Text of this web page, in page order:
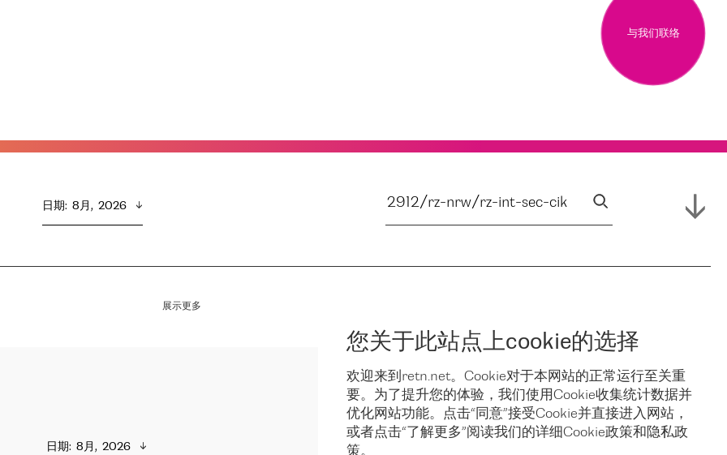
您关于此站点上cookie的选择
欢迎来到retn.net。Cookie对于本网站的正常运行至关重
要。为了提升您的体验，我们使用Cookie收集统计数据并
优化网站功能。点击“同意”接受Cookie并直接进入网站，
或者点击“了解更多”阅读我们的详细Cookie政策和隐私政
策。
与我们联络
日期: 8月,  2026
展示更多
日期: 8月,  2026